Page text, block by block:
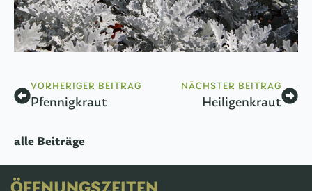
VORHERIGER BEITRAG
Pfennigkraut
NÄCHSTER BEITRAG
Heiligenkraut
alle Beiträge